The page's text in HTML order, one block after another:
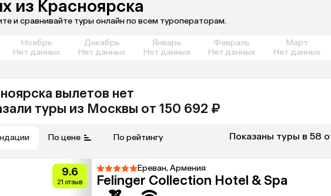
из Красноярска
и сравнивайте туры онлайн по всем туроператорам.
Ноябрь
Нет данных
Декабрь
Нет данных
Январь
Нет данных
Февраль
Нет данных
Март
Нет данных
вылетов нет
туры из Москвы от 150 692 ₽
По цене По рейтингу Показаны туры в 58
9.6
21 отзыв
Ереван, Армения
Felinger Collection Hotel & Spa